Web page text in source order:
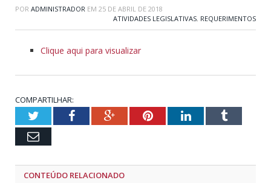
POR ADMINISTRADOR EM 25 DE ABRIL DE 2018
ATIVIDADES LEGISLATIVAS, REQUERIMENTOS
Clique aqui para visualizar
COMPARTILHAR:
TwitterFacebookGoogle+PinterestLinkedInTumblr
Email
CONTEÚDO RELACIONADO